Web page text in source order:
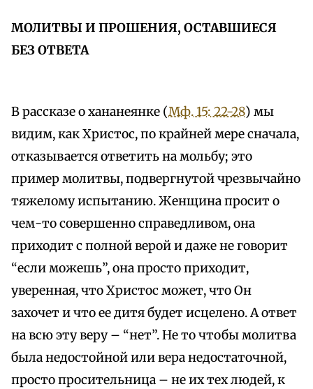
МОЛИТВЫ И ПРОШЕНИЯ, ОСТАВШИЕСЯ
БЕЗ ОТВЕТА
В рассказе о хананеянке (Мф. 15: 22-28) мы
видим, как Христос, по крайней мере сначала,
отказывается ответить на мольбу; это
пример молитвы, подвергнутой чрезвычайно
тяжелому испытанию. Женщина просит о
чем-то совершенно справедливом, она
приходит с полной верой и даже не говорит
“если можешь”, она просто приходит,
уверенная, что Христос может, что Он
захочет и что ее дитя будет исцелено. А ответ
на всю эту веру – “нет”. Не то чтобы молитва
была недостойной или вера недостаточной,
просто просительница – не их тех людей, к